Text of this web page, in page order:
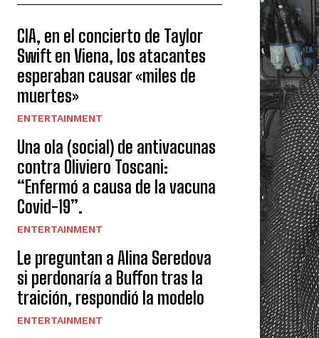
CIA, en el concierto de Taylor
Swift en Viena, los atacantes
esperaban causar «miles de
muertes»
ENTERTAINMENT
Una ola (social) de antivacunas
contra Oliviero Toscani:
“Enfermó a causa de la vacuna
Covid-19”.
ENTERTAINMENT
Le preguntan a Alina Seredova
si perdonaría a Buffon tras la
traición, respondió la modelo
ENTERTAINMENT